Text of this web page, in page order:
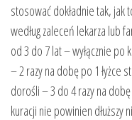
stosować dokładnie tak,
według zaleceń lekarza lub
od 3 do 7 lat – wyłącznie po
– 2 razy na dobę po 1 łyżce
dorośli – 3 do 4 razy na
kuracji nie powinien dłuższy